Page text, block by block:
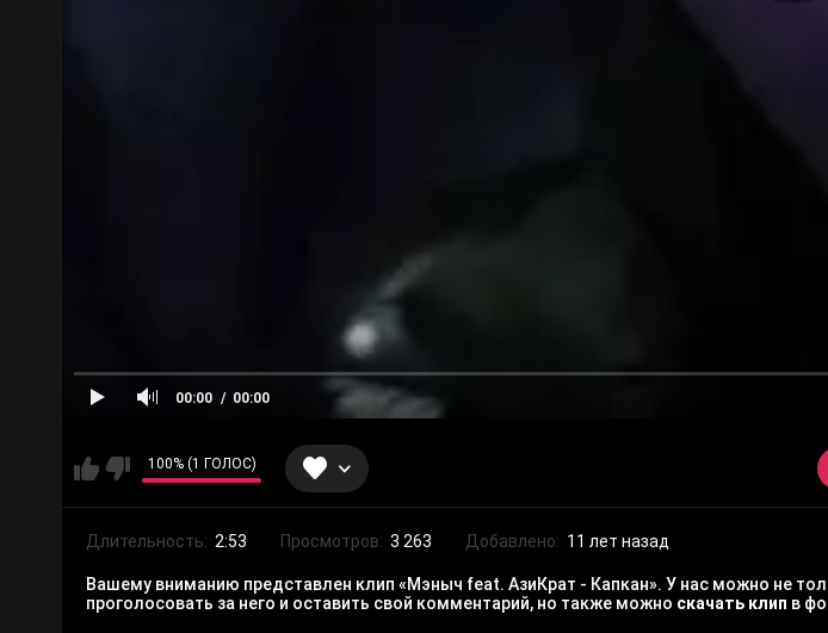
00:00 00:00
100% (1 ГОЛОС)
Длительность: 2:53 Просмотров: 3 263 Добавлено: 11 лет назад
Вашему вниманию представлен клип «Мэныч feat. АзиКрат - Капкан». У нас можно не
проголосовать за него и оставить свой комментарий, но также можно скачать клип в